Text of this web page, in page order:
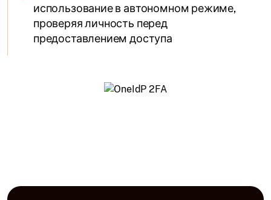
использование в автономном режиме,
проверяя личность перед
предоставлением доступа